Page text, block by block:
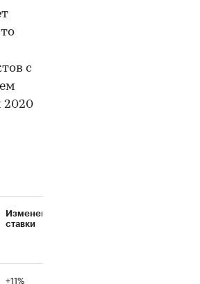
с
2020
Изменение
ставки
+11%